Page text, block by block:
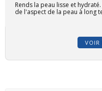
Rends la peau lisse et
de l'aspect de la peau à long
VOIR